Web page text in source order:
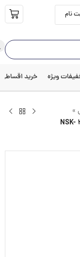
نام
ویژه خرید اقساطی
»
آنگل ایمپلنت ۱ به ۲۰ NSK-